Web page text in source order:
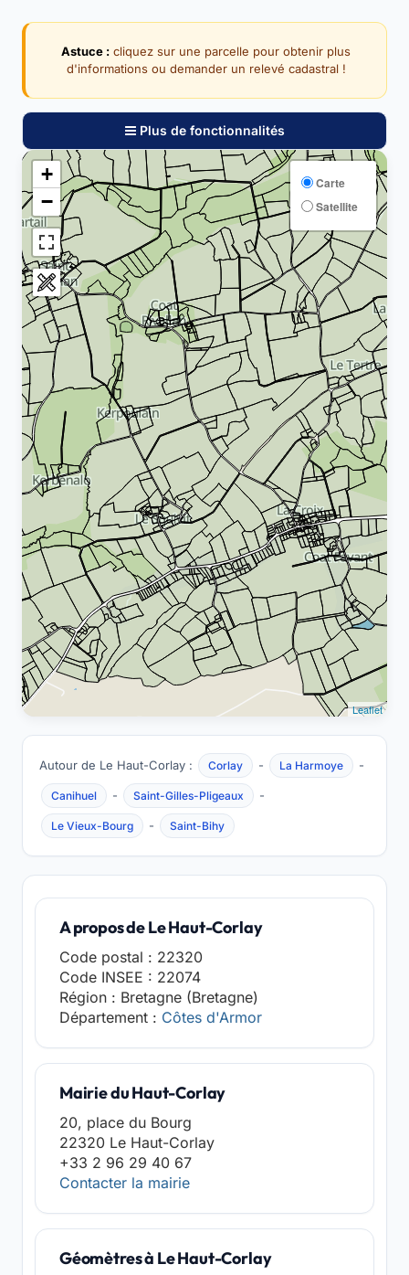
Astuce : cliquez sur une parcelle pour obtenir plus
d'informations ou demander un relevé cadastral !
Plus de fonctionnalités
+
−
Carte
Satellite
Leaflet
Autour de Le Haut-Corlay : Corlay - La Harmoye -
Canihuel - Saint-Gilles-Pligeaux -
Le Vieux-Bourg - Saint-Bihy
A propos de Le Haut-Corlay
Code postal : 22320
Code INSEE : 22074
Région : Bretagne (Bretagne)
Département : Côtes d'Armor
Mairie du Haut-Corlay
20, place du Bourg
22320 Le Haut-Corlay
+33 2 96 29 40 67
Contacter la mairie
Géomètres à Le Haut-Corlay